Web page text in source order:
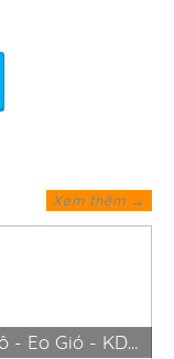
Xem thêm →
Tour Quy Nhơn - Kỳ Co - Hòn Khô - Eo Gió - KDn Trung Lương